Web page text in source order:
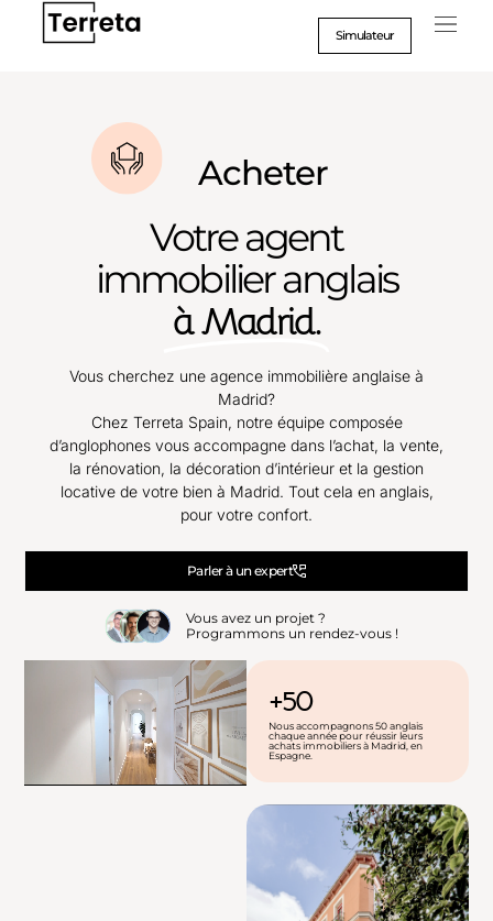
Simulateur
Acheter
Votre agent
immobilier anglais
à Madrid.
Vous cherchez une agence immobilière anglaise à
Madrid?
Chez Terreta Spain, notre équipe composée
d’anglophones vous accompagne dans l’achat, la vente,
la rénovation, la décoration d’intérieur et la gestion
locative de votre bien à Madrid. Tout cela en anglais,
pour votre confort.
Parler à un expert
Vous avez un projet ?
Programmons un rendez-vous !
+50
Nous accompagnons 50 anglais
chaque année pour réussir leurs
achats immobiliers à Madrid, en
Espagne.